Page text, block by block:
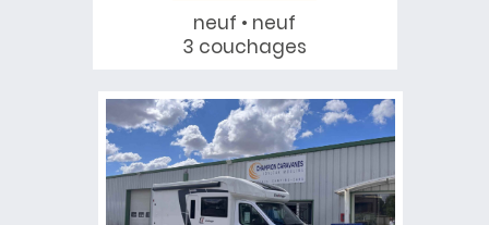
neuf • neuf
3 couchages